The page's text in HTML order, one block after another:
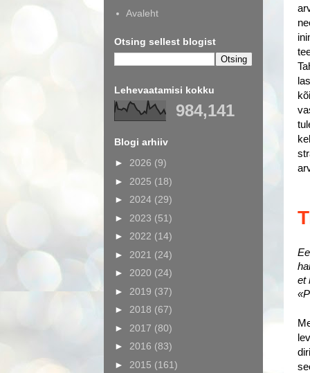
et
Avaleht
Otsing sellest blogist
Lehevaatamisi kokku
984,141
Blogi arhiiv
► 2026 (9)
► 2025 (18)
► 2024 (29)
► 2023 (51)
► 2022 (14)
► 2021 (24)
► 2020 (24)
► 2019 (37)
► 2018 (67)
► 2017 (80)
► 2016 (83)
► 2015 (161)